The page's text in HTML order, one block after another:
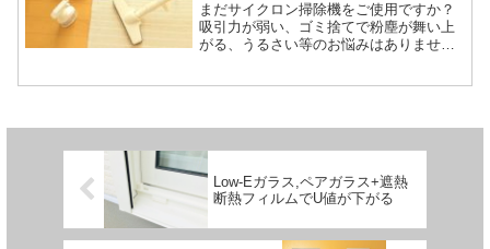
まだサイクロン掃除機をご使用ですか？
吸引力が弱い、ゴミ捨てで粉塵が舞い上
がる、うるさい等のお悩みはありません
Low-Eガラス,ペアガラス+遮熱
断熱フィルムでU値が下がる